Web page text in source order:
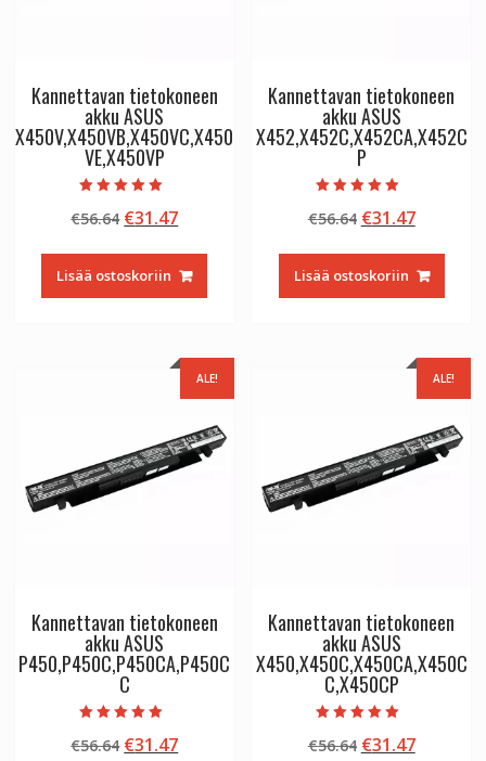
Kannettavan tietokoneen
akku ASUS
X450V,X450VB,X450VC,X450
VE,X450VP
tuotteesta:
5.00
€56.64 Alkuperäinen
oli:
€56.64.
€31.47Nykyinen
on:
€31.47.
Lisää ostoskoriin
Kannettavan tietokoneen
akku ASUS
X452,X452C,X452CA,X452C
P
tuotteesta:
5.00
€56.64 Alkuperäinen
oli:
€56.64.
€31.47
on:
€31.47.
Lisää ostoskoriin
ALE!
Kannettavan tietokoneen
akku ASUS
P450,P450C,P450CA,P450C
C
tuotteesta:
5.00
€56.64 Alkuperäinen
€31.47Nykyinen
ALE!
Kannettavan tietokoneen
akku ASUS
X450,X450C,X450CA,X450C
C,X450CP
tuotteesta:
5.00
€56.64 Alkuperäinen
€31.47